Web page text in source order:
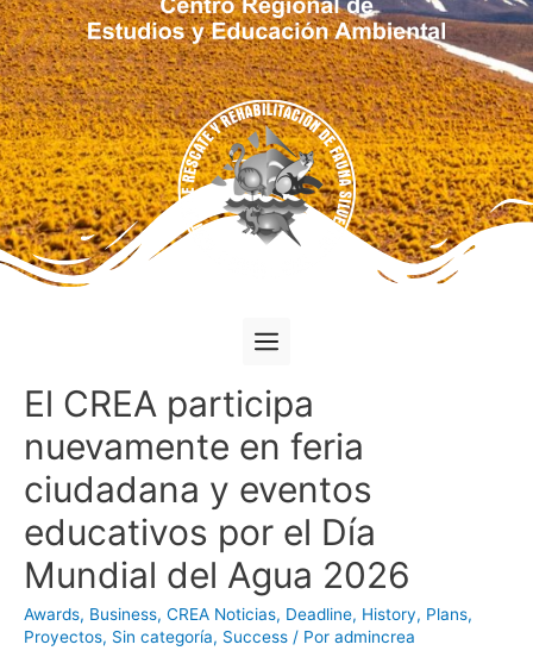
El CREA participa
nuevamente en feria
ciudadana y eventos
educativos por el Día
Mundial del Agua 2026
Awards, Business, CREA Noticias, Deadline, History, Plans,
Proyectos, Sin categoría, Success / Por admincrea